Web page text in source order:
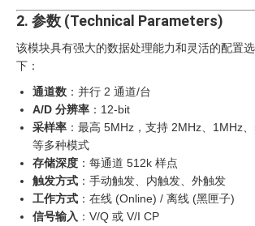
2. 参数 (Technical Parameters)
该模块具有强大的数据处理能力和灵活的配置
下：
通道数 ：并行 2 通道/台
A/D 分辨率 ：12-bit
采样率 ：最高 5MHz，支持 2MHz、1MHz
等多种模式
存储深度 ：每通道 512k 样点
触发方式 ：手动触发、内触发、外触发
工作方式 ：在线 (Online) / 离线 (黑匣子)
信号输入 ：V/Q 或 V/I CP